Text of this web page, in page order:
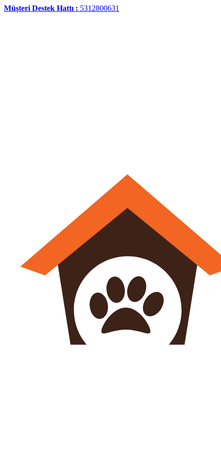
Müşteri Destek Hattı : 5312800631